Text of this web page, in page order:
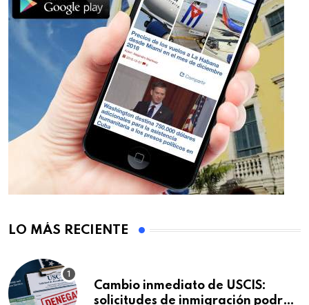
LO MÁS RECIENTE
Cambio inmediato de USCIS:
solicitudes de inmigración podrán